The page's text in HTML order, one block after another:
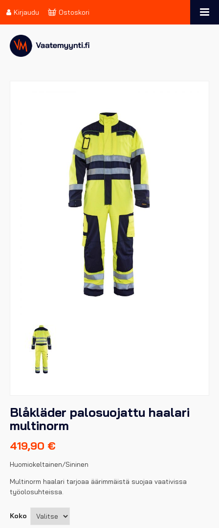
Blåkläder palosuojattu haalari
multinorm
419,90 €
Huomiokeltainen/Sininen
Multinorm haalari tarjoaa äärimmäistä suojaa vaativissa
työolosuhteissa.
Koko
Kirjaudu Ostoskori